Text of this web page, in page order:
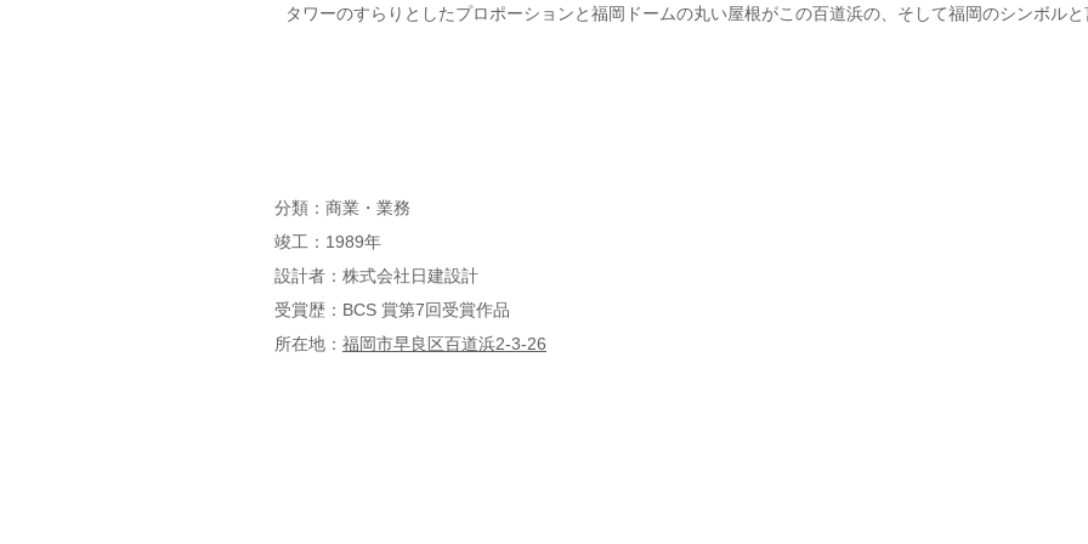
タワーのすらりとしたプロポーションと福岡ドームの丸い屋根がこの百道浜の、そして福岡のシンボルと
分類：商業・業務
竣工：1989年
設計者：株式会社日建設計
受賞歴：BCS 賞第7回受賞作品
所在地： 福岡市早良区百道浜2-3-26